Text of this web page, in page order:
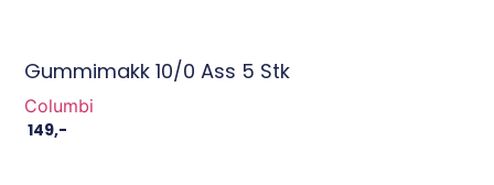
Gummimakk 10/0 Ass 5 Stk
Columbi
149,-